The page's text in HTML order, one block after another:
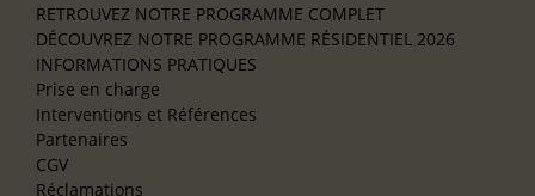
RETROUVEZ NOTRE PROGRAMME COMPLET
DÉCOUVREZ NOTRE PROGRAMME RÉSIDENTIEL 2026
INFORMATIONS PRATIQUES
Prise en charge
Interventions et Références
Partenaires
CGV
Réclamations